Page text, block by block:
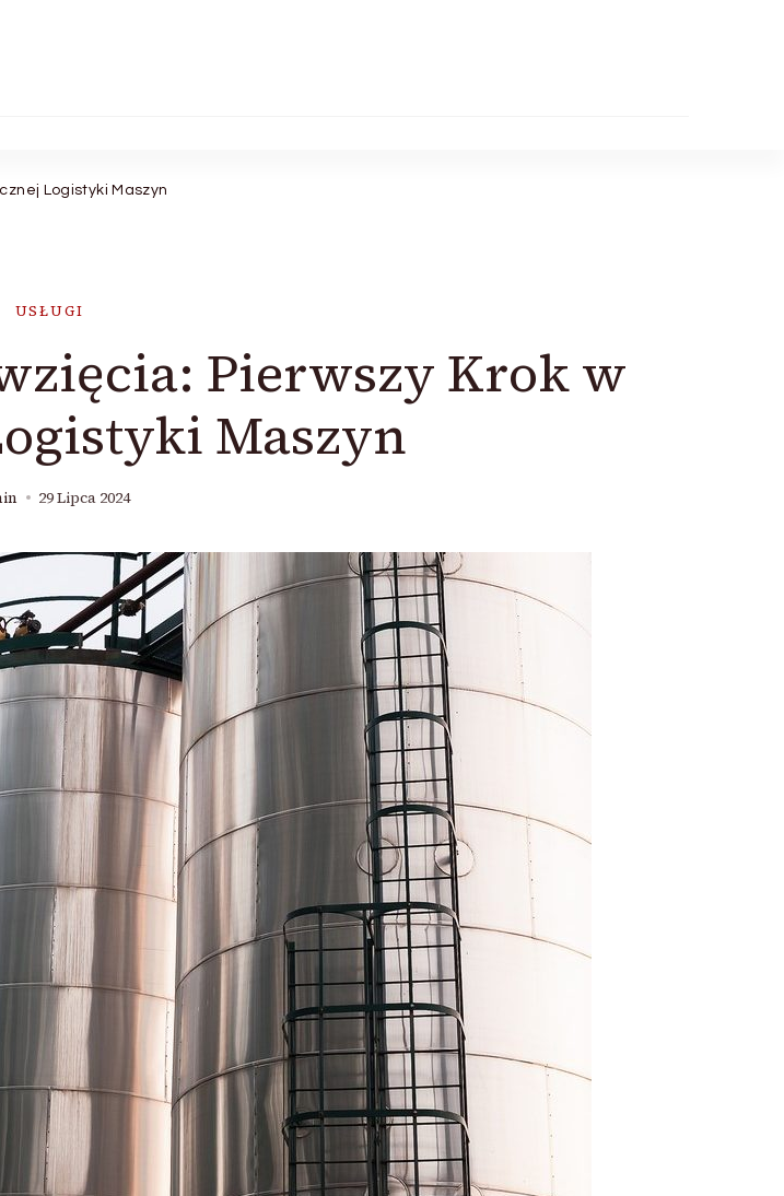
Logistyki Maszyn
USŁUGI
Pierwszy Krok w
Maszyn
29 Lipca 2024